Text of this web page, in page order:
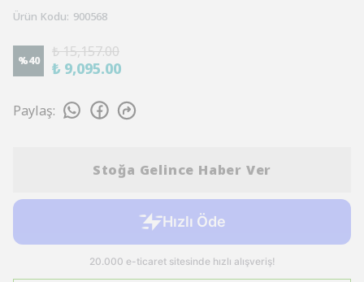
Ürün Kodu: 900568
%40
₺ 15,157.00
₺ 9,095.00
Paylaş:
Stoğa Gelince Haber Ver